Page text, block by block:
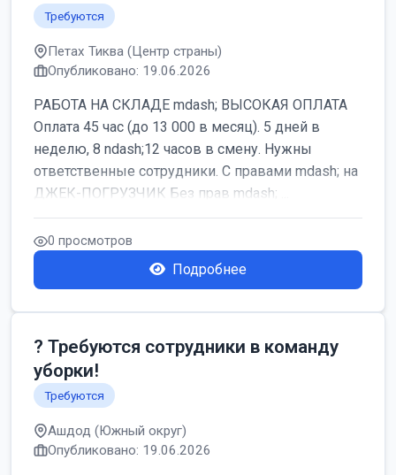
Требуются
Петах Тиква (Центр страны)
Опубликовано: 19.06.2026
РАБОТА НА СКЛАДЕ mdash; ВЫСОКАЯ ОПЛАТА
Оплата 45 час (до 13 000 в месяц). 5 дней в
неделю, 8 ndash;12 часов в смену. Нужны
ответственные сотрудники. С правами mdash; на
ДЖЕК-ПОГРУЗЧИК Без прав mdash; ...
0 просмотров
Подробнее
? Требуются сотрудники в команду
уборки!
Требуются
Ашдод (Южный округ)
Опубликовано: 19.06.2026